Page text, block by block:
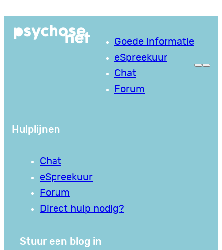
naar
Goede informatie
eSpreekuur
Chat
Forum
Hulplijnen
Chat
eSpreekuur
Forum
Direct hulp nodig?
Stuur een blog in